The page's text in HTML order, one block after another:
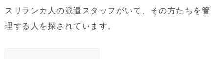
スリランカ人の派遣スタッフがいて、その方たちを管
理する人を探されています。